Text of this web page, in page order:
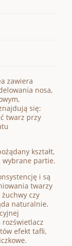
zawiera
nosa,
się:
twarz przy
kształt,
wybrane partie.
i są
twarzy
czy
naturalnie.
rozświetlacz
efekt tafli,